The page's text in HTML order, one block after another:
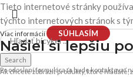
Search
Ak chcete zobraziť produkty, ktoré hľadáte,
Tieto internetové stránky
týchto internetových stránok s
Viac informácií SÚHLASÍM
Našiel silepšiu
Po odoslaní formulára ťa bude kontaktovať